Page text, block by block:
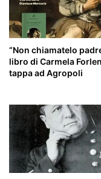
“Non chiamatelo
libro di Carmela
tappa ad Agropoli